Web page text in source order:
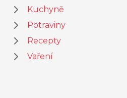
Kuchyně
Potraviny
Recepty
Vaření